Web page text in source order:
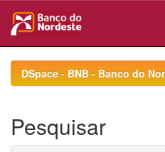
navigationDSpace - BNB - Banco do
Pesquisar